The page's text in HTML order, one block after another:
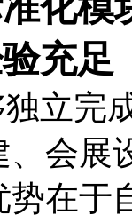
充足
立完
会展
势在于